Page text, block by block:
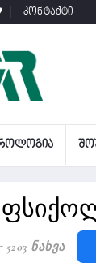
კონტაქტი
5203 Ნახვა